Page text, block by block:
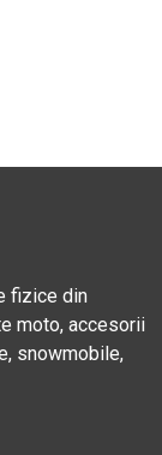
fizice din
moto, accesorii
snowmobile,